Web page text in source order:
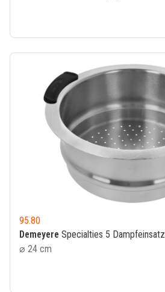
95.80
Demeyere Specialties 5 Dampfeinsatz
⌀ 24 cm